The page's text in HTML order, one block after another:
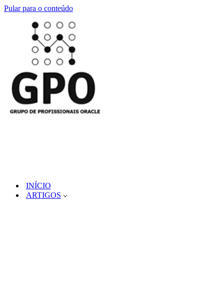
Pular para o conteúdo
INÍCIO
ARTIGOS